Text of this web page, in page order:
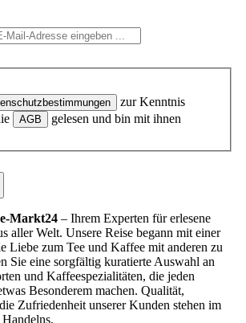
zur Kenntnis
AGB
gelesen und bin mit ihnen
Markt24 – Ihrem Experten für erlesene
aller Welt. Unsere Reise begann mit einer
Liebe zum Tee und Kaffee mit anderen zu
Sie eine sorgfältig kuratierte Auswahl an
und Kaffeespezialitäten, die jeden
Besonderem machen. Qualität,
Zufriedenheit unserer Kunden stehen im